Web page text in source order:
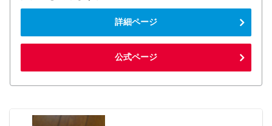
詳細ページ
公式ページ